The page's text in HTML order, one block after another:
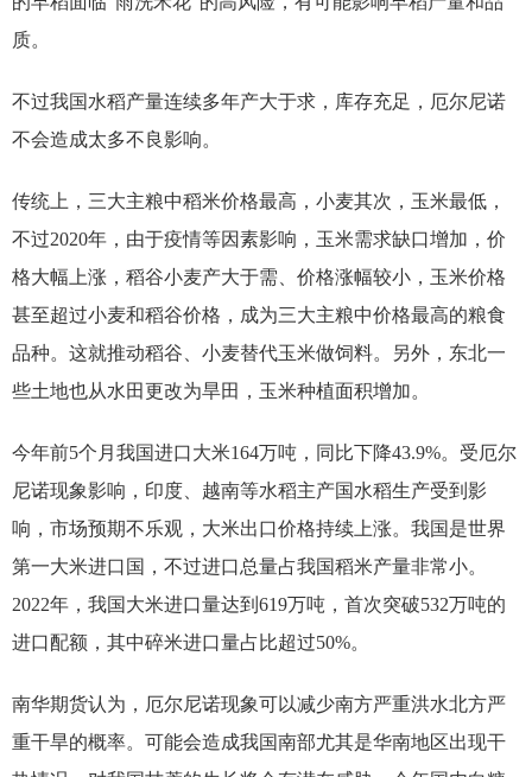
质。
不过我国水稻产量连续多年产大于求，库存充足，厄尔尼诺
不会造成太多不良影响。
传统上，三大主粮中稻米价格最高，小麦其次，玉米最低，
不过2020年，由于疫情等因素影响，玉米需求缺口增加，价
格大幅上涨，稻谷小麦产大于需、价格涨幅较小，玉米价格
甚至超过小麦和稻谷价格，成为三大主粮中价格最高的粮食
品种。这就推动稻谷、小麦替代玉米做饲料。另外，东北一
些土地也从水田更改为旱田，玉米种植面积增加。
今年前5个月我国进口大米164万吨，同比下降43.9%。受厄尔
尼诺现象影响，印度、越南等水稻主产国水稻生产受到影
响，市场预期不乐观，大米出口价格持续上涨。我国是世界
第一大米进口国，不过进口总量占我国稻米产量非常小。
2022年，我国大米进口量达到619万吨，首次突破532万吨的
进口配额，其中碎米进口量占比超过50%。
南华期货认为，厄尔尼诺现象可以减少南方严重洪水北方严
重干旱的概率。可能会造成我国南部尤其是华南地区出现干